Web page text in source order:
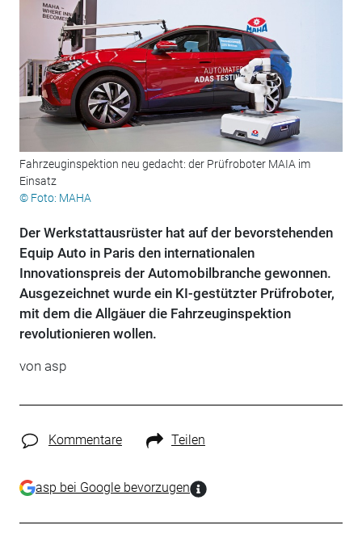
Fahrzeuginspektion neu gedacht: der Prüfroboter MAIA im
Einsatz
© Foto: MAHA
Der Werkstattausrüster hat auf der bevorstehenden
Equip Auto in Paris den internationalen
Innovationspreis der Automobilbranche gewonnen.
Ausgezeichnet wurde ein KI-gestützter Prüfroboter,
mit dem die Allgäuer die Fahrzeuginspektion
revolutionieren wollen.
von asp
Kommentare Teilen
asp bei Google bevorzugen